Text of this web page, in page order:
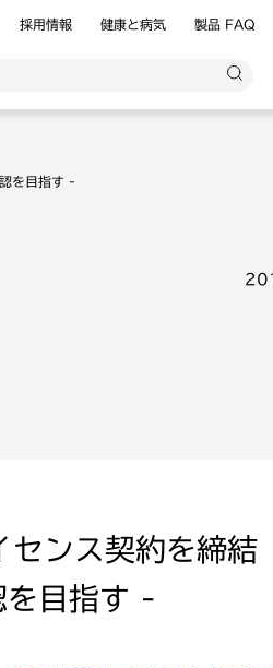
採用情報 健康と病気 製品 FAQ
を目指す -
センス契約を締結
を目指す -